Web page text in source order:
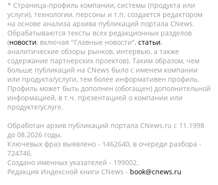
* Страница-профиль компании, системы (продукта или
услуги), технологии, персоны и т.п. создается редактором
на основе анализа архива публикаций портала CNews.
Обрабатываются тексты всех редакционных разделов
(новости, включая "Главные новости", статьи,
аналитические обзоры рынков, интервью, а также
содержание партнёрских проектов). Таким образом, чем
больше публикаций на CNews было с именем компании
или продукта/услуги, тем более информативен профиль.
Профиль может быть дополнен (обогащен) дополнительной
информацией, в т.ч. презентацией о компании или
продукте/услуге.
Обработан архив публикаций портала CNews.ru c 11.1998
до 08.2026 годы.
Ключевых фраз выявлено - 1462640, в очереди разбора -
724746.
Создано именных указателей - 199002.
Редакция Индексной книги CNews - book@cnews.ru